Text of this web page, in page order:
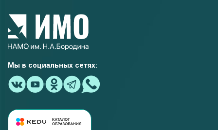
Мы в социальных сетях: